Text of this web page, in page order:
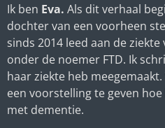
Ik ben Eva. Als dit verhaal
dochter van een voorheen
sinds 2014 leed aan de
onder de noemer FTD. Ik
haar ziekte heb
een voorstelling te geven
met dementie.